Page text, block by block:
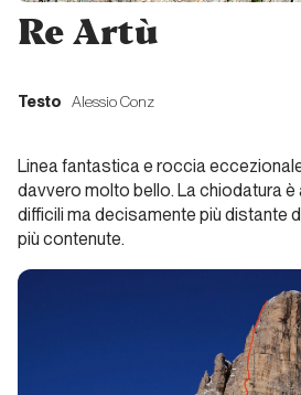
pupe
migliori
Re Artù
Testo Alessio Conz
Linea fantastica e roccia
davvero molto bello. La chiodatura è
difficili ma decisamente più distante
più contenute.